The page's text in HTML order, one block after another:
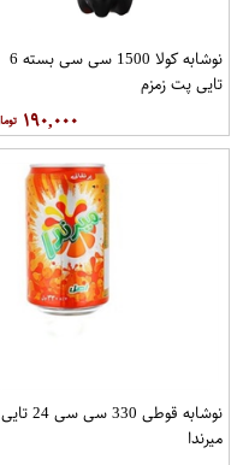
نوشابه کولا 1500 سی سی بسته 6
تایی پت زمزم
۱۹۰,۰۰۰
نوشابه قوطی 330 سی سی 24 تایی
میرندا